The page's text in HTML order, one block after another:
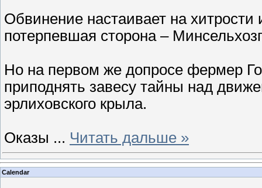
Обвинение настаивает на
потерпевшая сторона –
Но на первом же допросе фермер
приподнять завесу тайны над
эрлиховского крыла.
Оказы ... Читать дальше »
Calendar